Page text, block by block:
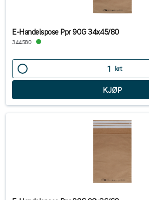
E-Handelspose Ppr 90G 34x45/80
344580
krt